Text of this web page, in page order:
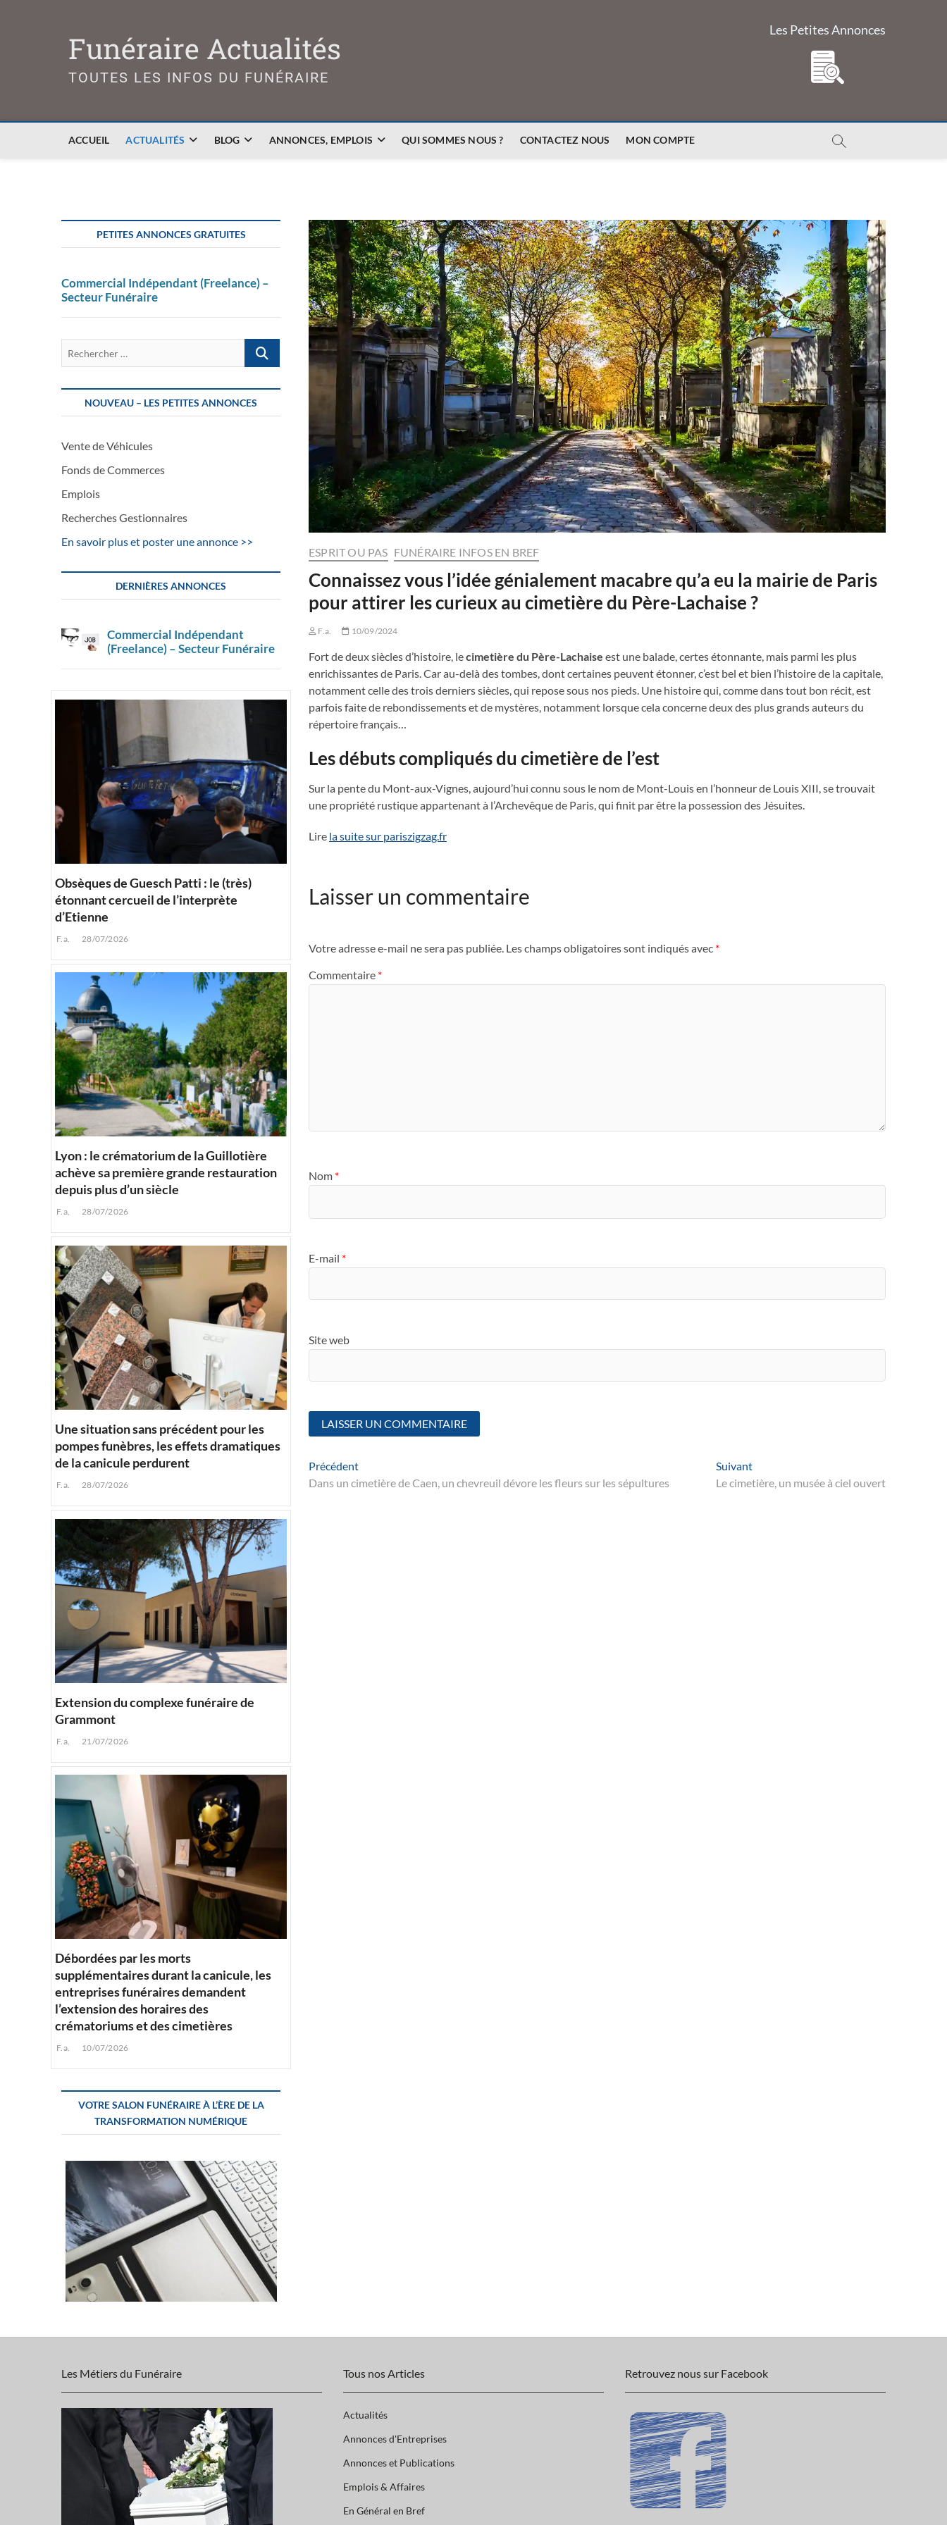
Funéraire Actualités
TOUTES LES INFOS DU FUNÉRAIRE
Les Petites Annonces
ACCUEIL ACTUALITÉS BLOG ANNONCES, EMPLOIS QUI SOMMES NOUS ? CONTACTEZ NOUS MON COMPTE
ESPRIT OU PAS FUNÉRAIRE INFOS EN BREF
Connaissez vous l’idée génialement macabre qu’a eu la mairie de Paris
pour attirer les curieux au cimetière du Père-Lachaise ?
F.a. 10/09/2024
Fort de deux siècles d’histoire, lecimetière du Père-Lachaise est une balade, certes étonnante, mais parmi les plus
enrichissantes de Paris. Car au-delà des tombes, dont certaines peuvent étonner, c’est bel et bien l’histoire de la capitale,
notamment celle des trois derniers siècles, qui repose sous nos pieds. Une histoire qui, comme dans tout bon récit, est
parfois faite de rebondissements et de mystères, notamment lorsque cela concerne deux des plus grands auteurs du
répertoire français…
Les débuts compliqués du cimetière de l’est
Sur la pente du Mont-aux-Vignes, aujourd’hui connu sous le nom de Mont-Louis en l’honneur de Louis XIII, se trouvait
une propriété rustique appartenant à l’Archevêque de Paris, qui finit par être la possession des Jésuites.
Lire la suite sur pariszigzag.fr
Laisser un commentaire
Votre adresse e-mail ne sera pas publiée. Les champs obligatoires sont indiqués avec *
Commentaire *
Nom *
E-mail *
Site web
Navigation
de
PrécédentArticle
suivant
Dans un cimetière de Caen, un chevreuil dévore les fleurs sur les sépultures
SuivantSuivant
post:
Le cimetière, un musée à ciel ouvert
PETITES ANNONCES GRATUITES
Commercial Indépendant (Freelance) –
Secteur Funéraire
Rechercher
NOUVEAU – LES PETITES ANNONCES
Vente de Véhicules
Fonds de Commerces
Emplois
Recherches Gestionnaires
En savoir plus et poster une annonce >>
DERNIÈRES ANNONCES
Commercial Indépendant
(Freelance) – Secteur Funéraire
Obsèques de Guesch Patti : le (très)
étonnant cercueil de l’interprète
d’Etienne
F.a. 28/07/2026
Lyon : le crématorium de la Guillotière
achève sa première grande restauration
depuis plus d’un siècle
F.a. 28/07/2026
Une situation sans précédent pour les
pompes funèbres, les effets dramatiques
de la canicule perdurent
F.a. 28/07/2026
Extension du complexe funéraire de
Grammont
F.a. 21/07/2026
Débordées par les morts
supplémentaires durant la canicule, les
entreprises funéraires demandent
l’extension des horaires des
crématoriums et des cimetières
F.a. 10/07/2026
VOTRE SALON FUNÉRAIRE À L’ÈRE DE LA
TRANSFORMATION NUMÉRIQUE
Les Métiers du Funéraire Tous nos Articles
Actualités
Annonces d'Entreprises
Annonces et Publications
Emplois & Affaires
En Général en Bref
Retrouvez nous sur Facebook